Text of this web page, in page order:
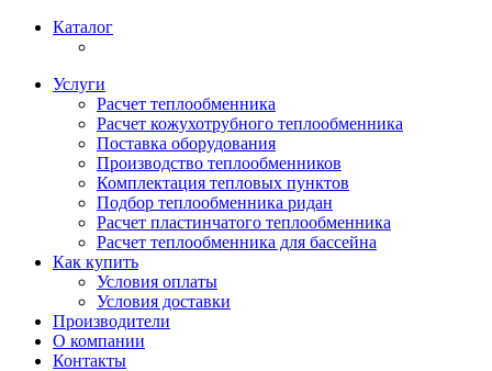
Каталог
Услуги
Расчет теплообменника
Расчет кожухотрубного теплообменника
Поставка оборудования
Производство теплообменников
Комплектация тепловых пунктов
Подбор теплообменника ридан
Расчет пластинчатого теплообменника
Расчет теплообменника для бассейна
Как купить
Условия оплаты
Условия доставки
Производители
О компании
Контакты